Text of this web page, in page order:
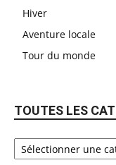
Hiver
Aventure locale
Tour du monde
TOUTES LES